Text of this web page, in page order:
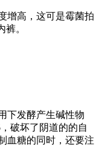
增高，这可是霉菌拍
。
下发酵产生碱性物
破坏了阴道的的自
血糖的同时，还要注